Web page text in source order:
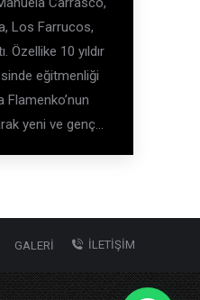
Los Farrucos,
Özellike 10 yıldır
eğitmenliği
Flamenko’nun
yeni ve genç…
GALERİ İLETİŞİM